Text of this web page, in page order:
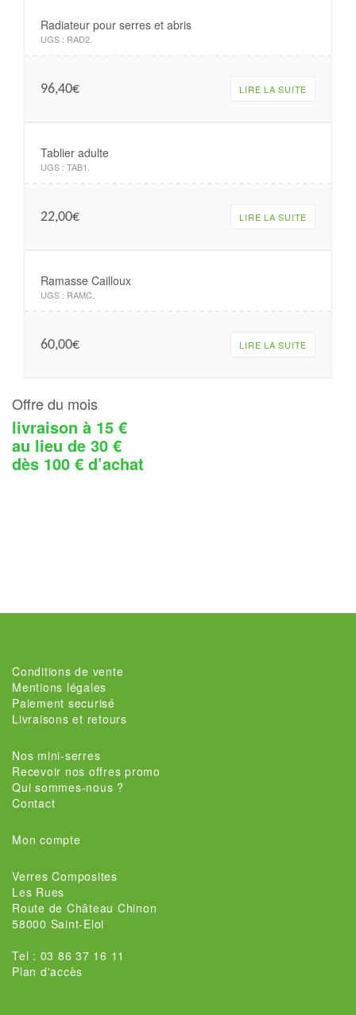
Radiateur pour serres et abris
UGS : RAD2
96,40€ LIRE LA SUITE
Tablier adulte
UGS : TAB1
22,00€ LIRE LA SUITE
Ramasse Cailloux
UGS : RAMC
60,00€ LIRE LA SUITE
Offre du mois
livraison à 15 €
au lieu de 30 €
dès 100 € d’achat
Conditions de vente
Mentions légales
Paiement securisé
Livraisons et retours
Nos mini-serres
Recevoir nos offres promo
Qui sommes-nous ?
Contact
Mon compte
Verres Composites
Les Rues
Route de Château Chinon
58000 Saint-Eloi
Tel : 03 86 37 16 11
Plan d'accès